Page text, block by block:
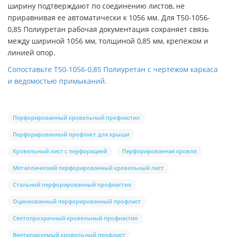
ширину подтверждают по соединению листов, не
приравнивая ее автоматически к 1056 мм. Для Т50-1056-
0,85 Полиуретан рабочая документация сохраняет связь
между шириной 1056 мм, толщиной 0,85 мм, крепежом и
линией опор.
Сопоставьте Т50-1056-0,85 Полиуретан с чертежом каркаса
и ведомостью примыканий.
Перфорированный кровельный профнастил
Перфорированный профлист для крыши
Кровельный лист с перфорацией Перфорированная кровля
Металлический перфорированный кровельный лист
Стальной перфорированный профнастил
Оцинкованный перфорированный профлист
Светопрозрачный кровельный профнастил
Вентилируемый кровельный профлист